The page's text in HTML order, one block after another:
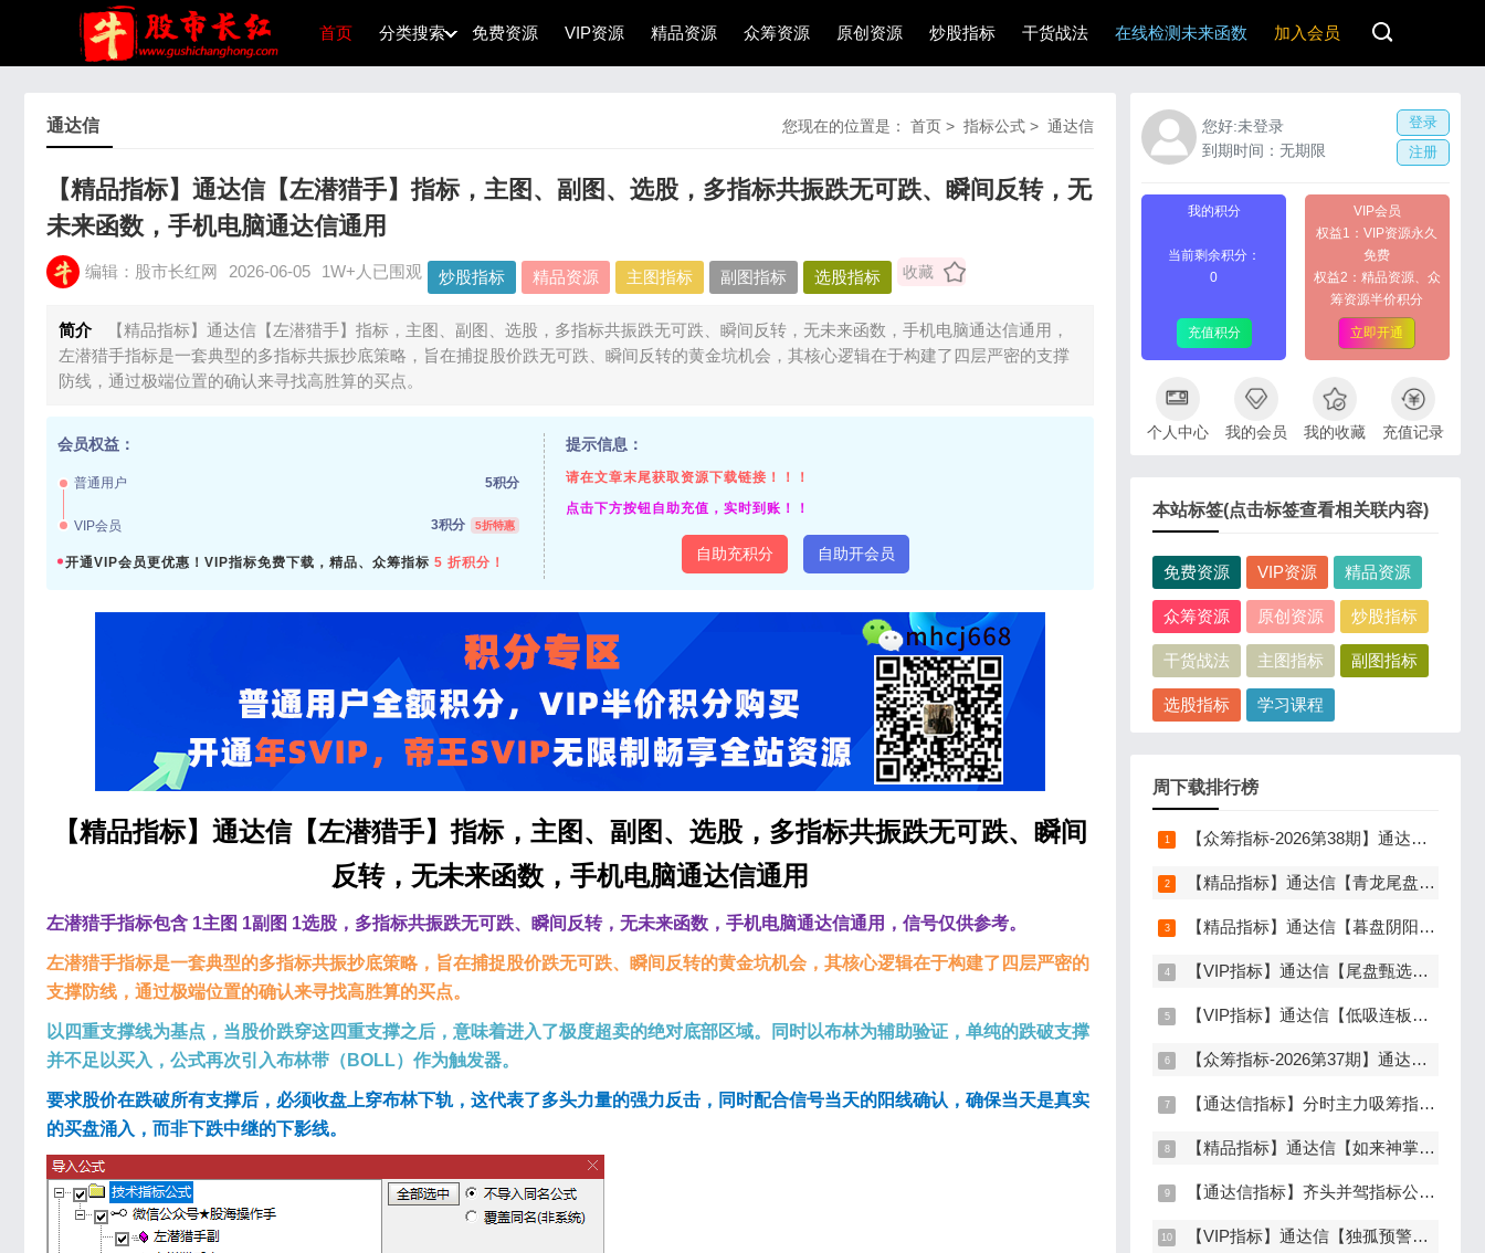
首页 分类搜索 免费资源 VIP资源 精品资源 众筹资源 原创资源 炒股指标 干货战法 在线检测未来函数 加入会员
您好:未登录
到期时间：无期限
登录
注册
我的积分
当前剩余积分：
0
充值积分
VIP会员
权益1：VIP资源永久
免费
权益2：精品资源、众
筹资源半价积分
立即开通
个人中心 我的会员 我的收藏 充值记录
您现在的位置是： 首页 > 指标公式 > 通达信
通达信
【精品指标】通达信【左潜猎手】指标，主图、副图、选股，多指标共振跌无可跌、瞬间反转，无
未来函数，手机电脑通达信通用
编辑：股市长红网 2026-06-05 1W+人已围观 炒股指标 精品资源 主图指标 副图指标 选股指标 收藏
简介
【精品指标】通达信【左潜猎手】指标，主图、副图、选股，多指标共振跌无可跌、瞬间反转，无未来函数，手机电脑通达信通用，
左潜猎手指标是一套典型的多指标共振抄底策略，旨在捕捉股价跌无可跌、瞬间反转的黄金坑机会，其核心逻辑在于构建了四层严密的支撑
防线，通过极端位置的确认来寻找高胜算的买点。
会员权益：
普通用户 5积分
VIP会员 3积分 5折特惠
开通VIP会员更优惠！VIP指标免费下载，精品、众筹指标 5 折积分！
提示信息：
请在文章末尾获取资源下载链接！！！
点击下方按钮自助充值，实时到账！！
自助充积分 自助开会员
【精品指标】通达信【左潜猎手】指标，主图、副图、选股，多指标共振跌无可跌、瞬间
反转，无未来函数，手机电脑通达信通用
左潜猎手指标包含 1主图 1副图 1选股，多指标共振跌无可跌、瞬间反转，无未来函数，手机电脑通达信通用，信号仅供参考。
左潜猎手指标是一套典型的多指标共振抄底策略，旨在捕捉股价跌无可跌、瞬间反转的黄金坑机会，其核心逻辑在于构建了四层严密的
支撑防线，通过极端位置的确认来寻找高胜算的买点。
以四重支撑线为基点，当股价跌穿这四重支撑之后，意味着进入了极度超卖的绝对底部区域。同时以布林为辅助验证，单纯的跌破支撑
并不足以买入，公式再次引入布林带（BOLL）作为触发器。
要求股价在跌破所有支撑后，必须收盘上穿布林下轨，这代表了多头力量的强力反击，同时配合信号当天的阳线确认，确保当天是真实
的买盘涌入，而非下跌中继的下影线。
本站标签(点击标签查看相关联内容)
免费资源 VIP资源 精品资源
众筹资源 原创资源 炒股指标
干货战法 主图指标 副图指标
选股指标 学习课程
周下载排行榜
【众筹指标-2026第38期】通达信【分歧转多】指标，主图、副图、选股，首板分歧低吸二波行情，信号少，胜率高，手机电脑通达信通用
【精品指标】通达信【青龙尾盘】指标，副图排序，分时主图，排序潜伏，次日套利，信号可回看，超短策略，仅限电脑通达信使用
【精品指标】通达信【暮盘阴阳序】指标，副图排序，尾盘选股，电脑版量化辅助工具，尾盘排序，信号全天不变，仅限电脑通达信使用
【VIP指标】通达信【尾盘甄选排序】指标，副图排序，短线打造的尾盘战法，今买明卖超短战法，信号可回测，仅限电脑通达信使用
【VIP指标】通达信【低吸连板前】指标，主图、副图、选股，埋伏连板前的节点，信号不漂移，手机电脑通达信通用
【众筹指标-2026第37期】通达信【谛听竞价】指标，副图排序、选股，原价5980元的早盘竞价指标，可回测历史数据，信号全天不变，开放源码可永久使用，手机电脑通达信通用
【通达信指标】分时主力吸筹指标公式，分时量中显主力（分时副图）
【精品指标】通达信【如来神掌】指标，副图、选股，有筹码进场，堪称金钻，仅限电脑通达信使用
【通达信指标】齐头并驾指标公式，调整后的主力动作（副图+选股）
【VIP指标】通达信【独孤预警】指标，副图、选股，码力金矿独创趋势企稳预警，无未来函数，手机电脑通达信通用